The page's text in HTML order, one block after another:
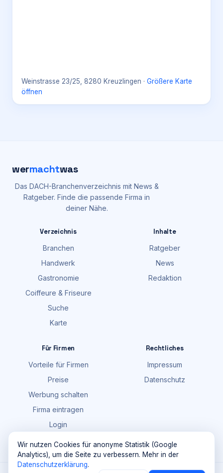
Weinstrasse 23/25, 8280 Kreuzlingen · Größere Karte
öffnen
wermachtwas
Das DACH-Branchenverzeichnis mit News &
Ratgeber. Finde die passende Firma in
deiner Nähe.
Verzeichnis
Branchen
Handwerk
Gastronomie
Coiffeure & Friseure
Suche
Karte
Inhalte
Ratgeber
News
Redaktion
Für Firmen
Vorteile für Firmen
Preise
Werbung schalten
Firma eintragen
Login
Rechtliches
Impressum
Datenschutz
Wir nutzen Cookies für anonyme Statistik (Google
Analytics), um die Seite zu verbessern. Mehr in der
Datenschutzerklärung.